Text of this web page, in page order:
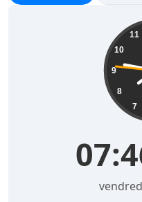
7
8
9
10
11